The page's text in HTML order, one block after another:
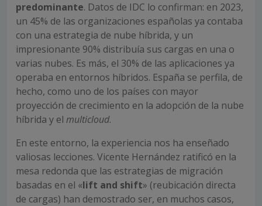
predominante. Datos de IDC lo confirman: en 2023,
un 45% de las organizaciones españolas ya contaba
con una estrategia de nube híbrida, y un
impresionante 90% distribuía sus cargas en una o
varias nubes. Es más, el 30% de las aplicaciones ya
operaba en entornos híbridos. España se perfila, de
hecho, como uno de los países con mayor
proyección de crecimiento en la adopción de la nube
híbrida y el multicloud.
En este entorno, la experiencia nos ha enseñado
valiosas lecciones. Vicente Hernández ratificó en la
mesa redonda que las estrategias de migración
basadas en el «lift and shift» (reubicación directa
de cargas) han demostrado ser, en muchos casos,